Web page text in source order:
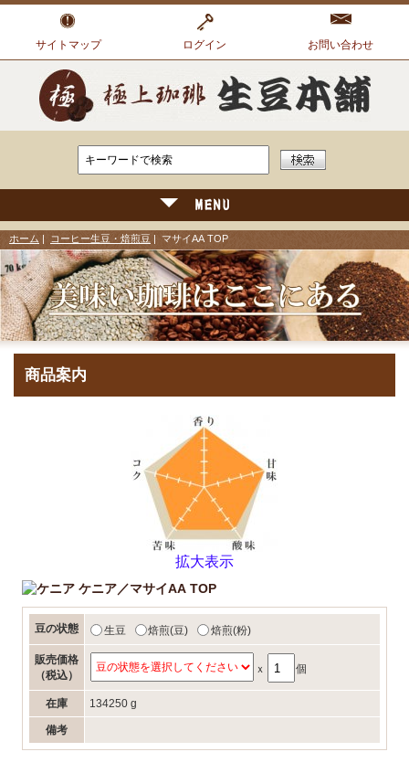
サイトマップ ログイン お問い合わせ
ホーム コーヒー生豆・焙煎豆 | マサイAA TOP
商品案内
拡大表示
ケニア／マサイAA TOP
豆の状態 生豆 焙煎(豆) 焙煎(粉)
販売価格
（税込）
ｘ 個
在庫 134250 g
備考